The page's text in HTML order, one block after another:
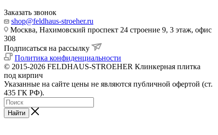
Заказать звонок
shop@feldhaus-stroeher.ru
Москва, Нахимовский проспект 24 строение 9, 3 этаж, офис
308
Подписаться на рассылку
Политика конфиденциальности
© 2015-2026 FELDHAUS-STROEHER Клинкерная плитка
под кирпич
Указанные на сайте цены не являются публичной офертой (ст.
435 ГК РФ).
Найти